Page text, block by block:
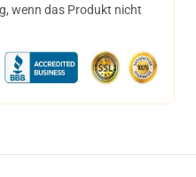
wenn das Produkt nicht